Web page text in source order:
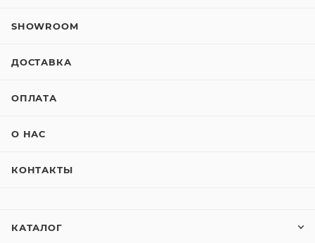
SHOWROOM
ДОСТАВКА
ОПЛАТА
О НАС
КОНТАКТЫ
КАТАЛОГ